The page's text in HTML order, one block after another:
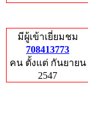
มีผู้เข้าเยี่ยมชม
708413773
คน ตั้งแต่ กันยายน
2547